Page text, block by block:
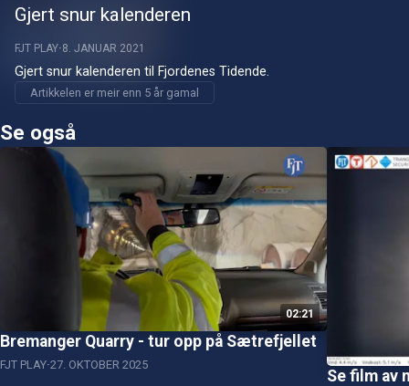
Gjert snur kalenderen
FJT PLAY 8. JANUAR 2021
Gjert snur kalenderen til Fjordenes Tidende.
Artikkelen er meir enn 5 år gamal
Se også
02:21
Bremanger Quarry - tur opp på Sætrefjellet
FJT PLAY 27. OKTOBER 2025
Se film av